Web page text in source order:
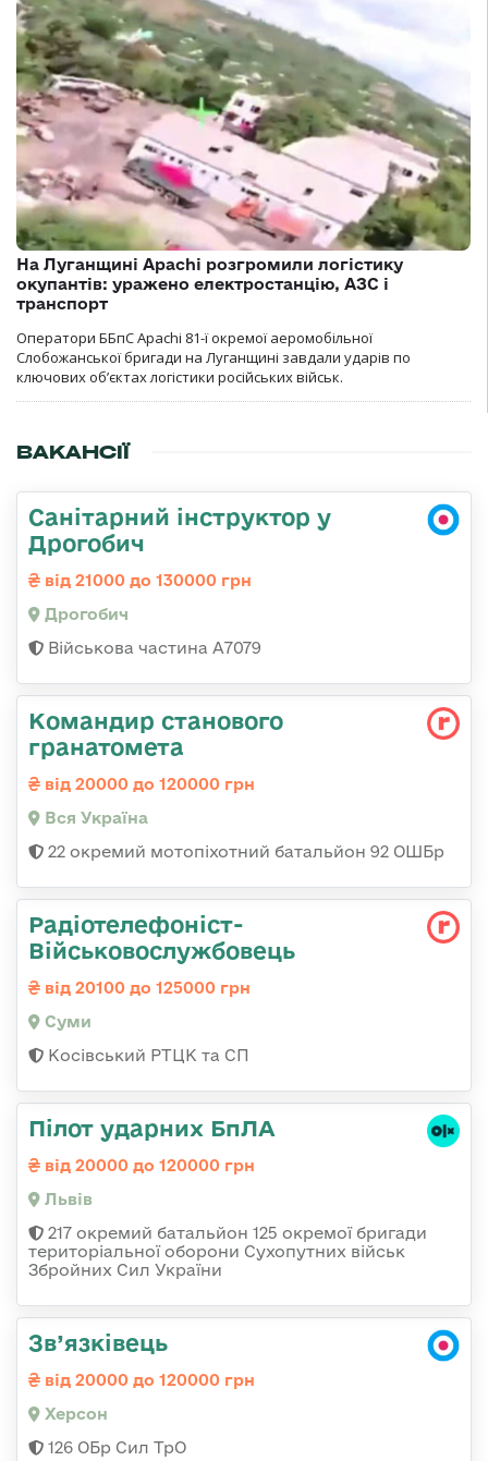
На Луганщині Apachi розгромили логістику
окупантів: уражено електростанцію, АЗС і
транспорт
Оператори ББпС Apachi 81-ї окремої аеромобільної
Слобожанської бригади на Луганщині завдали ударів по
ключових об’єктах логістики російських військ.
ВАКАНСІЇ
Санітарний інструктор у
Дрогобич
від 21000 до 130000 грн
Дрогобич
Військова частина А7079
Командир станового
гранатомета
від 20000 до 120000 грн
Вся Україна
22 окремий мотопіхотний батальйон 92 ОШБр
Радіотелефоніст-
Військовослужбовець
від 20100 до 125000 грн
Суми
Косівський РТЦК та СП
Пілот ударних БпЛА
від 20000 до 120000 грн
Львів
217 окремий батальйон 125 окремої бригади
територіальної оборони Сухопутних військ
Збройних Сил України
Зв’язківець
від 20000 до 120000 грн
Херсон
126 ОБр Сил ТрО